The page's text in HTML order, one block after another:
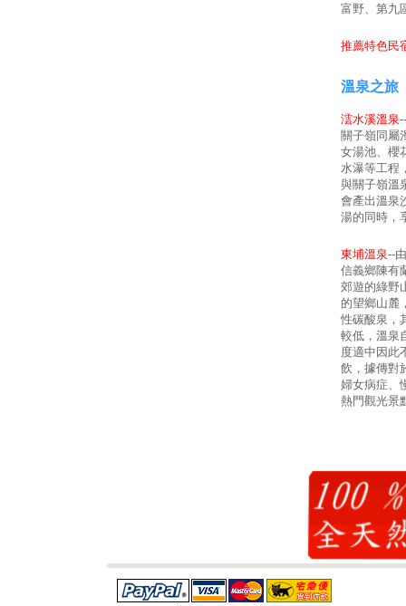
富野、第九
推薦特色民
溫泉之旅
澐水溪溫泉
關子嶺同屬
女湯池、櫻
水瀑等工程
與關子嶺溫
會產出溫泉
湯的同時，
東埔溫泉--
信義鄉陳有
郊遊的綠野
的望鄉山麓
性碳酸泉，
較低，溫泉
度適中因此
飲，據傳對
婦女病症、
熱門觀光景